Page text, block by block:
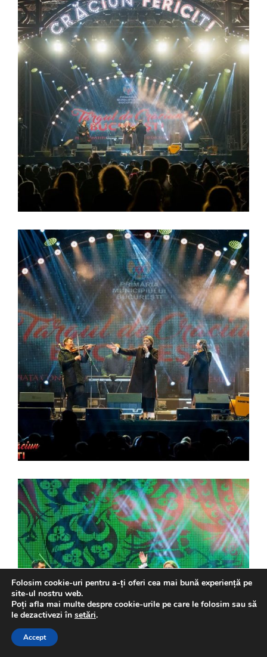
Folosim cookie-uri pentru a-ți oferi cea mai bună experiență pe
site-ul nostru web.
Poți afla mai multe despre cookie-urile pe care le folosim sau să
le dezactivezi în setări.
Accept